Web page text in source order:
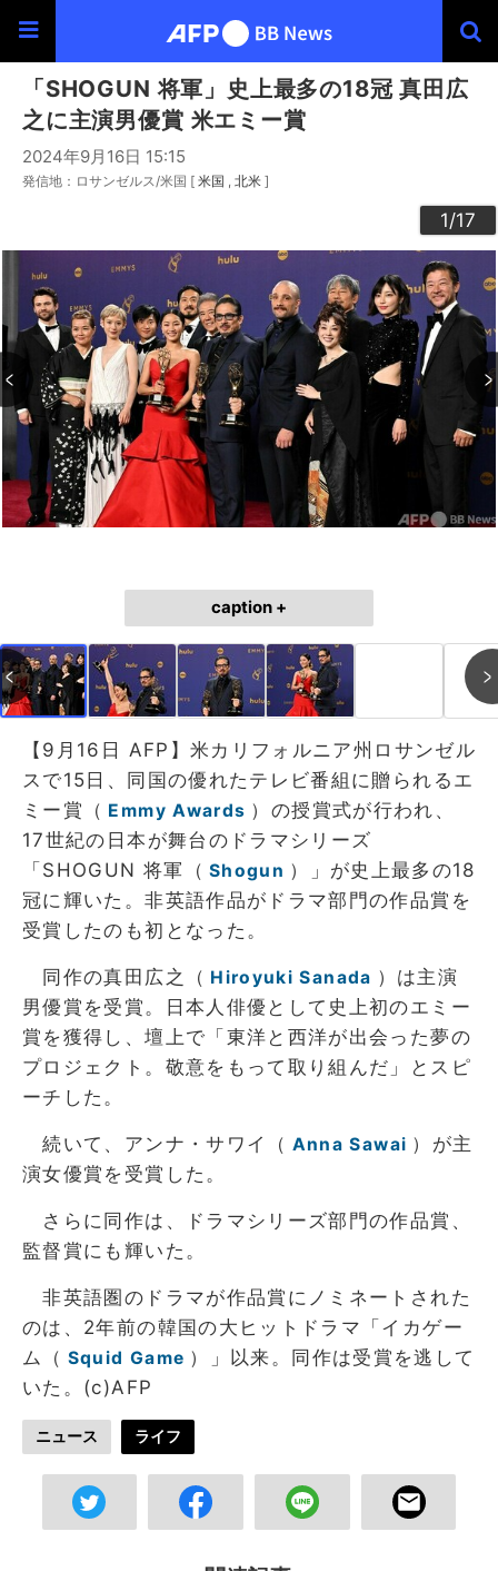
「SHOGUN 将軍」史上最多の18冠 真田広
之に主演男優賞 米エミー賞
2024年9月16日 15:15
発信地：ロサンゼルス/米国 [ 米国 北米 ]
1/17
2/17
3/17
4/17
5/17
6/17
7/17
8/17
9/17
10/17
11/17
12/17
13/17
14/17
15/17
16/17
17/17
caption +
【9月16日 AFP】米カリフォルニア州ロサンゼル
スで15日、同国の優れたテレビ番組に贈られるエ
ミー賞（ Emmy Awards ）の授賞式が行われ、
17世紀の日本が舞台のドラマシリーズ
「SHOGUN 将軍（ Shogun ）」が史上最多の18
冠に輝いた。非英語作品がドラマ部門の作品賞を
受賞したのも初となった。
同作の真田広之（ Hiroyuki Sanada ）は主演
男優賞を受賞。日本人俳優として史上初のエミー
賞を獲得し、壇上で「東洋と西洋が出会った夢の
プロジェクト。敬意をもって取り組んだ」とスピ
ーチした。
続いて、アンナ・サワイ（ Anna Sawai ）が主
演女優賞を受賞した。
さらに同作は、ドラマシリーズ部門の作品賞、
監督賞にも輝いた。
非英語圏のドラマが作品賞にノミネートされた
のは、2年前の韓国の大ヒットドラマ「イカゲー
ム（ Squid Game ）」以来。同作は受賞を逃して
いた。(c)AFP
ニュース ライフ